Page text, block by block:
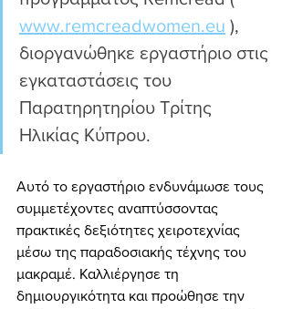
www.remcreadwomen.eu ),
διοργανώθηκε εργαστήριο στις
εγκαταστάσεις του
Παρατηρητηρίου Τρίτης
Ηλικίας Κύπρου.
Αυτό το εργαστήριο ενδυνάμωσε τους
συμμετέχοντες αναπτύσσοντας
πρακτικές δεξιότητες χειροτεχνίας
μέσω της παραδοσιακής τέχνης του
μακραμέ. Καλλιέργησε τη
δημιουργικότητα και προώθησε την